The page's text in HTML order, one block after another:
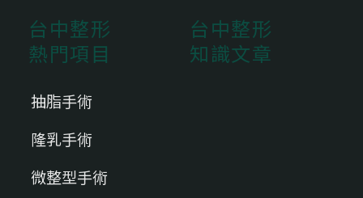
台中整形
熱門項目
抽脂手術
隆乳手術
微整型手術
台中整形
知識文章